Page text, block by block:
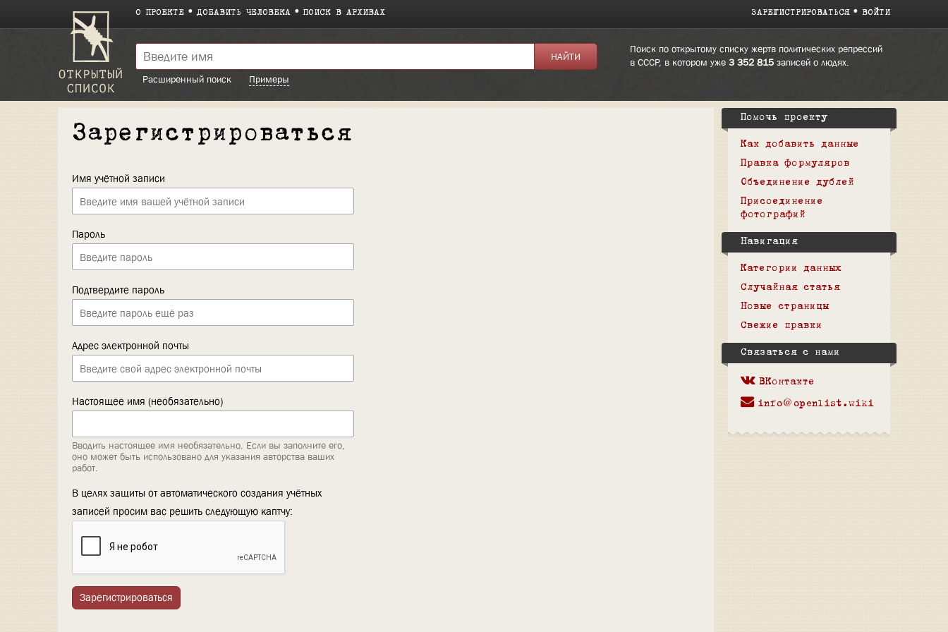
О ПРОЕКТЕ ДОБАВИТЬ ЧЕЛОВЕКА ПОИСК В АРХИВАХ ЗАРЕГИСТРИРОВАТЬСЯ ВОЙТИ
Поиск по открытому списку жертв политических репрессий
в СССР, в котором уже 3 352 815записей о людях.
Расширенный поиск
Примеры
Зарегистрироваться
Имя учётной записи
Пароль
Подтвердите пароль
Адрес электронной почты
Настоящее имя (необязательно)
Вводить настоящее имя необязательно. Если вы заполните его,
оно может быть использовано для указания авторства ваших
работ.
В целях защиты от автоматического создания учётных
записей просим вас решить следующую каптчу:
Зарегистрироваться
Помочь проекту
Как добавить данные
Правка формуляров
Объединение дублей
Присоединение
фотографий
Навигация
Категории данных
Случайная статья
Новые страницы
Свежие правки
Связаться с нами
ВКонтакте
info@openlist.wiki